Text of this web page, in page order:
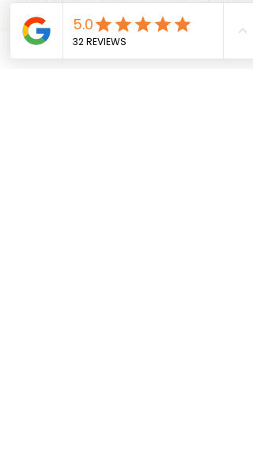
fremden Personen untersuchen lassen.
Häufig sind diese Situationen für alle
Beteiligten mit Stress verbunden.
Unsere Sorge um den Hund und die